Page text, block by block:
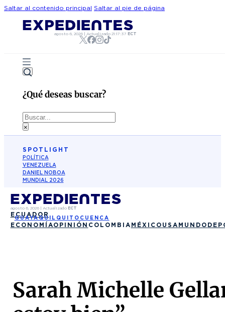
Saltar al contenido principal Saltar al pie de página
agosto 6, 2026 |Actualizado21:17:37 ECT
¿Qué deseas buscar?
Buscar
×
SPOTLIGHT
POLÍTICA
VENEZUELA
DANIEL NOBOA
MUNDIAL 2026
agosto 6, 2026| Actualizado ECT
ECUADOR
GUAYAQUIL QUITO CUENCA
ECONOMÍAOPINIÓN COLOMBIA MÉXICO USA MUNDO
Sarah Michelle